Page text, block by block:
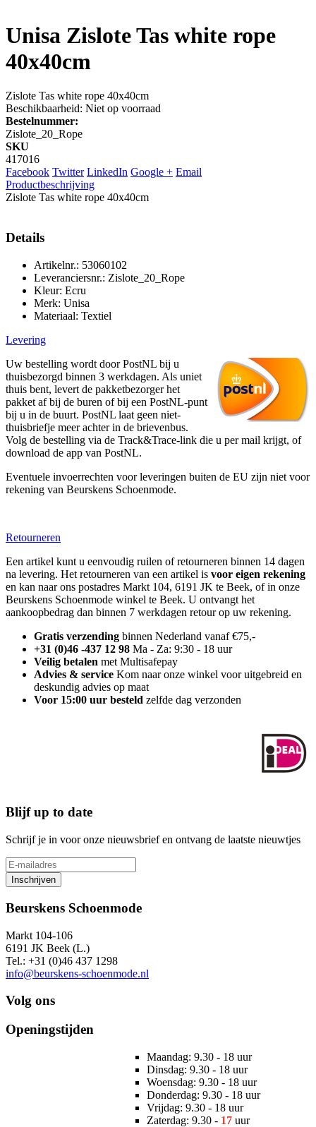
Unisa Zislote Tas white rope
40x40cm
Zislote Tas white rope 40x40cm
Beschikbaarheid: Niet op voorraad
Bestelnummer:
Zislote_20_Rope
SKU
417016
Facebook Twitter LinkedIn Google + Email
Productbeschrijving
Zislote Tas white rope 40x40cm
Details
Artikelnr.: 53060102
Leveranciersnr.: Zislote_20_Rope
Kleur: Ecru
Merk: Unisa
Materiaal: Textiel
Levering
Uw bestelling wordt door PostNL bij u
thuisbezorgd binnen 3 werkdagen. Als uniet
thuis bent, levert de pakketbezorger het
pakket af bij de buren of bij een PostNL-punt
bij u in de buurt. PostNL laat geen niet-
thuisbriefje meer achter in de brievenbus.
Volg de bestelling via de Track&Trace-link die u per mail krijgt, of
download de app van PostNL.
Eventuele invoerrechten voor leveringen buiten de EU zijn niet voor
rekening van Beurskens Schoenmode.
Retourneren
Een artikel kunt u eenvoudig ruilen of retourneren binnen 14 dagen
na levering. Het retourneren van een artikel is voor eigen rekening
en kan naar ons postadres Markt 104, 6191 JK te Beek, of in onze
Beurskens Schoenmode winkel te Beek. U ontvangt het
aankoopbedrag dan binnen 7 werkdagen retour op uw rekening.
Gratis verzending binnen Nederland vanaf €75,-
+31 (0)46 -437 12 98 Ma - Za: 9:30 - 18 uur
Veilig betalen met Multisafepay
Advies & service Kom naar onze winkel voor uitgebreid en
deskundig advies op maat
Voor 15:00 uur besteld zelfde dag verzonden
Blijf up to date
Schrijf je in voor onze nieuwsbrief en ontvang de laatste nieuwtjes
Inschrijven
Beurskens Schoenmode
Markt 104-106
6191 JK Beek (L.)
Tel.: +31 (0)46 437 1298
info@beurskens-schoenmode.nl
Volg ons
Openingstijden
Maandag: 9.30 - 18 uur
Dinsdag: 9.30 - 18 uur
Woensdag: 9.30 - 18 uur
Donderdag: 9.30 - 18 uur
Vrijdag: 9.30 - 18 uur
Zaterdag: 9.30 - 17 uur